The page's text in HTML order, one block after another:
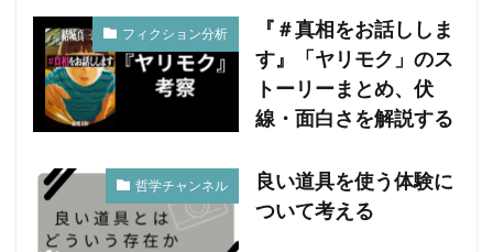
フィクション分析
『＃真相をお話ししま
す』「ヤリモク」のス
トーリーまとめ、伏
線・面白さを解説する
哲学チャンネル
良い道具を使う体験に
ついて考える